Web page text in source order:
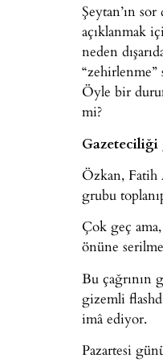
Şeytan’ın
açıklanmak
neden
Öyle bir
mi?
Gazeteciliği
Özkan, Fatih
grubu
Çok geç
önüne
Bu çağrının
gizemli
imâ ediyor.
Pazartesi